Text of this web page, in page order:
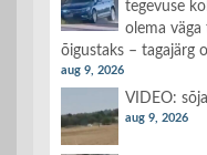
tegevuse
olema väga
õigustaks – tagajärg
aug 9, 2026
VIDEO:
aug 9, 2026